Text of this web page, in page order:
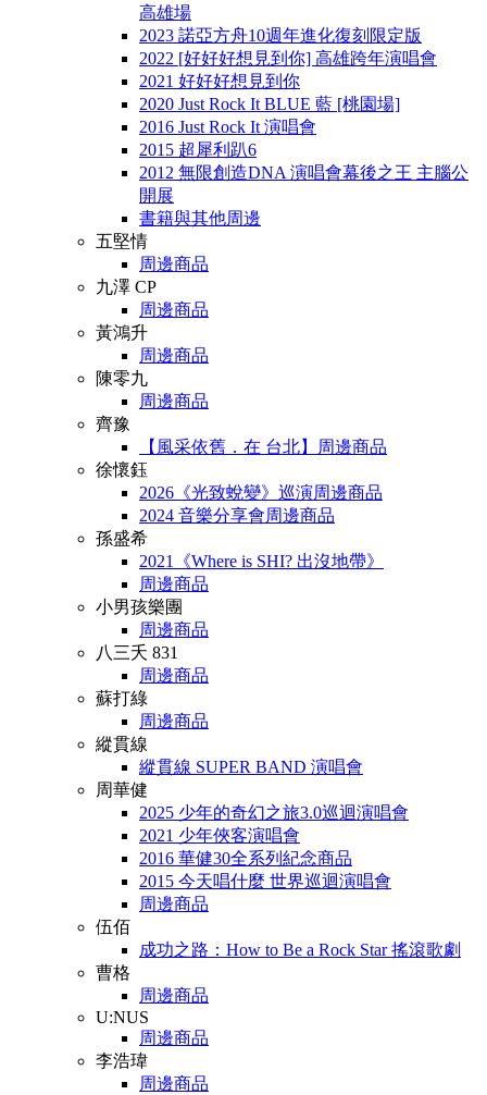
高雄場
2023 諾亞方舟10週年進化復刻限定版
2022 [好好好想見到你] 高雄跨年演唱會
2021 好好好想見到你
2020 Just Rock It BLUE 藍 [桃園場]
2016 Just Rock It 演唱會
2015 超犀利趴6
2012 無限創造DNA 演唱會幕後之王 主腦公
開展
書籍與其他周邊
五堅情
周邊商品
九澤 CP
周邊商品
黃鴻升
周邊商品
陳零九
周邊商品
齊豫
【風采依舊．在 台北】周邊商品
徐懷鈺
2026《光致蛻變》巡演周邊商品
2024 音樂分享會周邊商品
孫盛希
2021《Where is SHI? 出沒地帶》
周邊商品
小男孩樂團
周邊商品
八三夭 831
周邊商品
蘇打綠
周邊商品
縱貫線
縱貫線 SUPER BAND 演唱會
周華健
2025 少年的奇幻之旅3.0巡迴演唱會
2021 少年俠客演唱會
2016 華健30全系列紀念商品
2015 今天唱什麼 世界巡迴演唱會
周邊商品
伍佰
成功之路：How to Be a Rock Star 搖滾歌劇
曹格
周邊商品
U:NUS
周邊商品
李浩瑋
周邊商品